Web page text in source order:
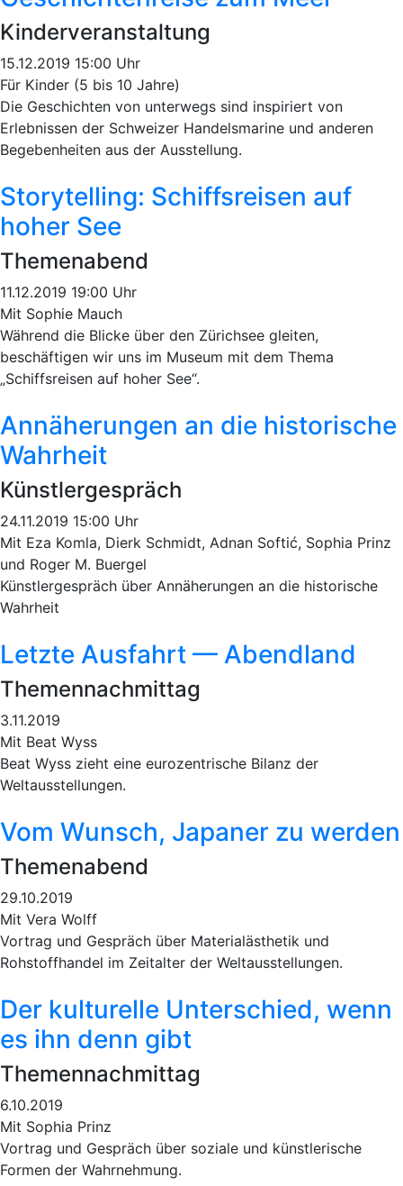
Kinderveranstaltung
15.12.2019 15:00 Uhr
Für Kinder (5 bis 10 Jahre)
Die Geschichten von unterwegs sind inspiriert von
Erlebnissen der Schweizer Handelsmarine und anderen
Begebenheiten aus der Ausstellung.
Storytelling: Schiffsreisen auf
hoher See
Themenabend
11.12.2019 19:00 Uhr
Mit Sophie Mauch
Während die Blicke über den Zürichsee gleiten,
beschäftigen wir uns im Museum mit dem Thema
„Schiffsreisen auf hoher See“.
Annäherungen an die historische
Wahrheit
Künstlergespräch
24.11.2019 15:00 Uhr
Mit Eza Komla, Dierk Schmidt, Adnan Softić, Sophia Prinz
und Roger M. Buergel
Künstlergespräch über Annäherungen an die historische
Wahrheit
Letzte Ausfahrt — Abendland
Themennachmittag
3.11.2019
Mit Beat Wyss
Beat Wyss zieht eine eurozentrische Bilanz der
Weltausstellungen.
Vom Wunsch, Japaner zu werden
Themenabend
29.10.2019
Mit Vera Wolff
Vortrag und Gespräch über Materialästhetik und
Rohstoffhandel im Zeitalter der Weltausstellungen.
Der kulturelle Unterschied, wenn
es ihn denn gibt
Themennachmittag
6.10.2019
Mit Sophia Prinz
Vortrag und Gespräch über soziale und künstlerische
Formen der Wahrnehmung.